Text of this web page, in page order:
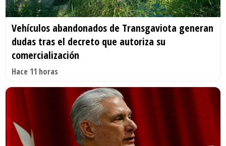
Vehículos abandonados de Transgaviota generan
dudas tras el decreto que autoriza su
comercialización
Hace 11 horas